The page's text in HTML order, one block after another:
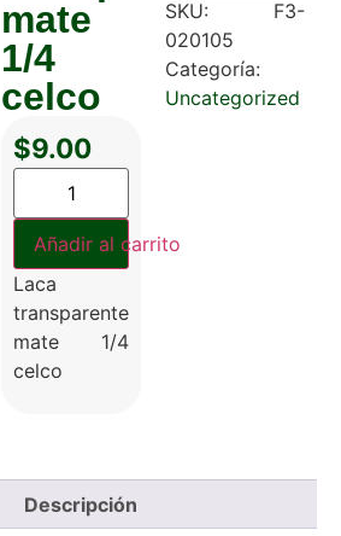
mate
1/4
celco
$9.00
Añadir al carrito
Laca
transparente
mate 1/4
celco
SKU: F3-
020105
Categoría:
Uncategorized
Descripción